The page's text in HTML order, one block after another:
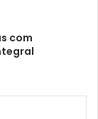
com